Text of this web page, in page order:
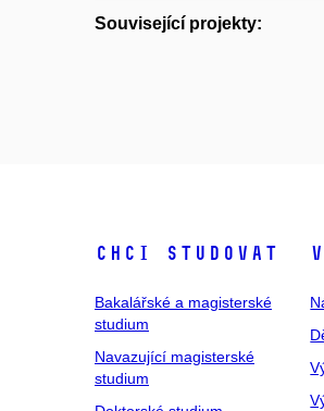
Související projekty:
Chci studovat
Bakalářské a magisterské
studium
Navazující magisterské
studium